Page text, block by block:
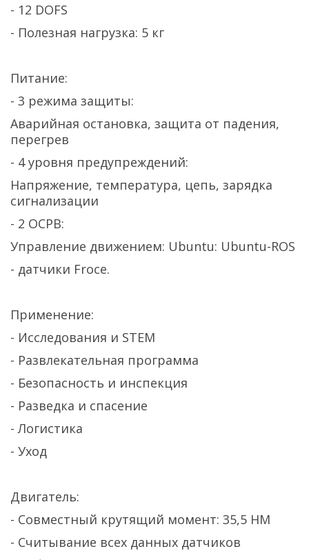
- 12 DOFS
- Полезная нагрузка: 5 кг
Питание:
- 3 режима защиты:
Аварийная остановка, защита от падения,
перегрев
- 4 уровня предупреждений:
Напряжение, температура, цепь, зарядка
сигнализации
- 2 ОСРВ:
Управление движением: Ubuntu: Ubuntu-ROS
- датчики Froce.
Применение:
- Исследования и STEM
- Развлекательная программа
- Безопасность и инспекция
- Разведка и спасение
- Логистика
- Уход
Двигатель:
- Совместный крутящий момент: 35,5 НМ
- Считывание всех данных датчиков